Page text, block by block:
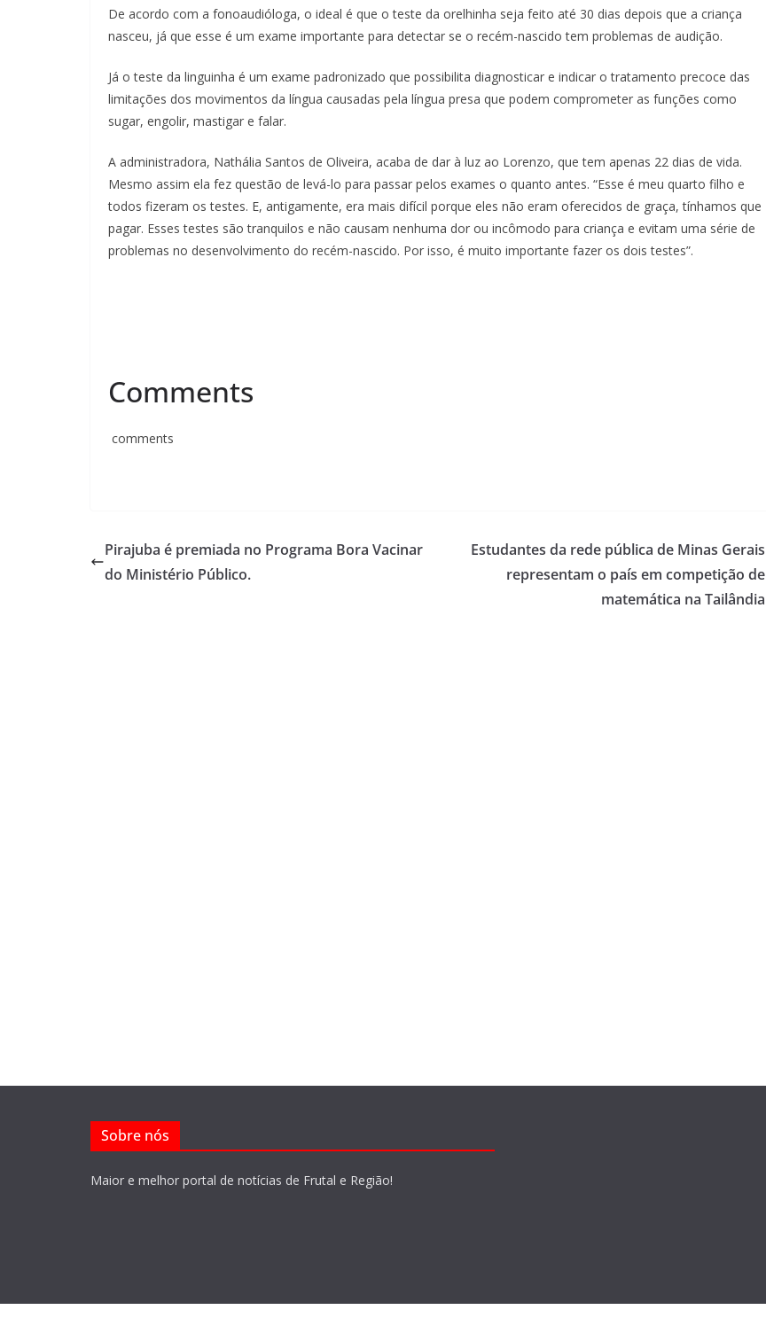
De acordo com a fonoaudióloga, o ideal é que o teste da orelhinha seja feito até 30 dias depois que a criança
nasceu, já que esse é um exame importante para detectar se o recém-nascido tem problemas de audição.
Já o teste da linguinha é um exame padronizado que possibilita diagnosticar e indicar o tratamento precoce das
limitações dos movimentos da língua causadas pela língua presa que podem comprometer as funções como
sugar, engolir, mastigar e falar.
A administradora, Nathália Santos de Oliveira, acaba de dar à luz ao Lorenzo, que tem apenas 22 dias de vida.
Mesmo assim ela fez questão de levá-lo para passar pelos exames o quanto antes. “Esse é meu quarto filho e
todos fizeram os testes. E, antigamente, era mais difícil porque eles não eram oferecidos de graça, tínhamos que
pagar. Esses testes são tranquilos e não causam nenhuma dor ou incômodo para criança e evitam uma série de
problemas no desenvolvimento do recém-nascido. Por isso, é muito importante fazer os dois testes”.
Comments
comments
Pirajuba é premiada no Programa Bora Vacinar
do Ministério Público.
Estudantes da rede pública de Minas Gerais
representam o país em competição de
matemática na Tailândia
Sobre nós
Maior e melhor portal de notícias de Frutal e Região!